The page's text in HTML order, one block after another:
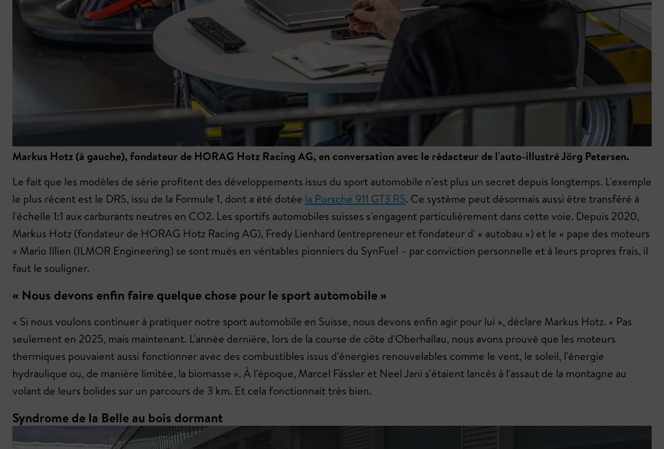
Markus Hotz (à gauche), fondateur de HORAG Hotz Racing AG, en conversation avec le rédacteur de l'auto-illustré Jörg Petersen.
Le fait que les modèles de série profitent des développements issus du sport automobile n'est plus un secret depuis longtemps. L'exemple
le plus récent est le DRS, issu de la Formule 1, dont a été dotée la Porsche 911 GT3 RS. Ce système peut désormais aussi être transféré à
l'échelle 1:1 aux carburants neutres en CO2. Les sportifs automobiles suisses s'engagent particulièrement dans cette voie. Depuis 2020,
Markus Hotz (fondateur de HORAG Hotz Racing AG), Fredy Lienhard (entrepreneur et fondateur d' « autobau ») et le « pape des moteurs
» Mario Illien (ILMOR Engineering) se sont mués en véritables pionniers du SynFuel – par conviction personnelle et à leurs propres frais, il
faut le souligner.
« Nous devons enfin faire quelque chose pour le sport automobile »
« Si nous voulons continuer à pratiquer notre sport automobile en Suisse, nous devons enfin agir pour lui », déclare Markus Hotz. « Pas
seulement en 2025, mais maintenant. L'année dernière, lors de la course de côte d'Oberhallau, nous avons prouvé que les moteurs
thermiques pouvaient aussi fonctionner avec des combustibles issus d'énergies renouvelables comme le vent, le soleil, l'énergie
hydraulique ou, de manière limitée, la biomasse ». À l'époque, Marcel Fässler et Neel Jani s'étaient lancés à l'assaut de la montagne au
volant de leurs bolides sur un parcours de 3 km. Et cela fonctionnait très bien.
Syndrome de la Belle au bois dormant